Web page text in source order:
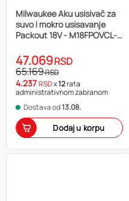
Milwaukee Aku usisivač za
suvo i mokro usisavanje
Packout 18V - M18FPOVCL-0
47.069RSD
65.169RSD
4.237RSDx12rata
administrativnom zabranom
Dostava od13.08.
Dodaj u korpu